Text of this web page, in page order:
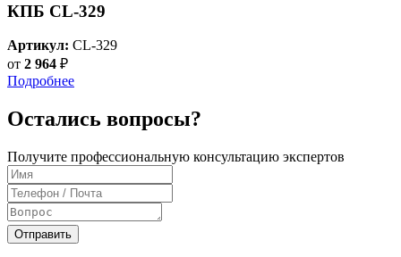
КПБ CL-329
Артикул: CL-329
от 2 964 ₽
Подробнее
Остались вопросы?
Получите профессиональную консультацию экспертов
Отправить